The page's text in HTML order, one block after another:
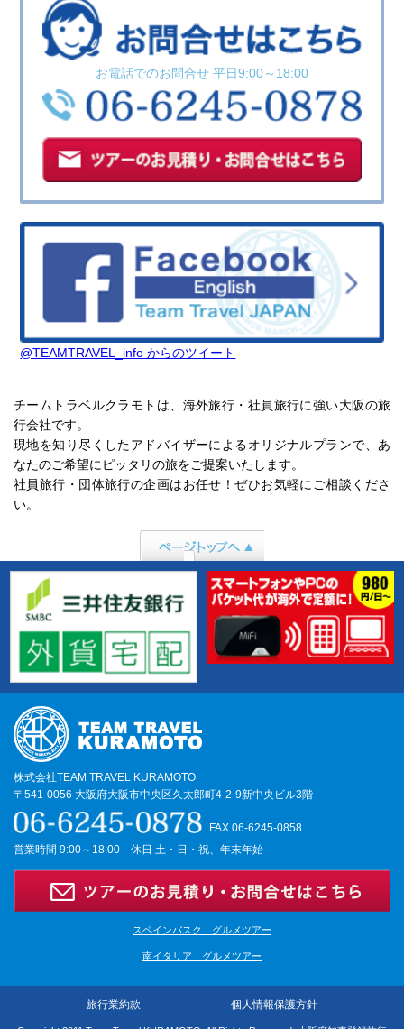
お電話でのお問合せ 平日9:00～18:00
@TEAMTRAVEL_info からのツイート
チームトラベルクラモトは、海外旅行・社員旅行に強い大阪の旅
行会社です。
現地を知り尽くしたアドバイザーによるオリジナルプランで、あ
なたのご希望にピッタリの旅をご提案いたします。
社員旅行・団体旅行の企画はお任せ！ぜひお気軽にご相談くださ
い。
ページトップへ行
株式会社TEAM TRAVEL KURAMOTO
〒541-0056 大阪府大阪市中央区久太郎町4-2-9新中央ビル3階
FAX 06-6245-0858
営業時間 9:00～18:00 休日 土・日・祝、年末年始
スペインバスク グルメツアー
南イタリア グルメツアー
旅行業約款 個人情報保護方針